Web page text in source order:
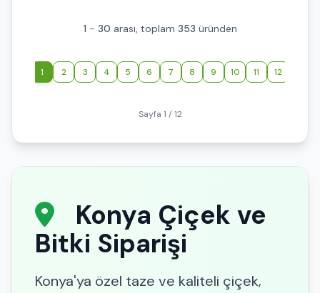
1 - 30 arası, toplam 353 üründen
1 2 3 4 5 6 7 8 9 10 11 12
Sayfa 1 / 12
Konya Çiçek ve
Bitki Siparişi
Konya'ya özel taze ve kaliteli çiçek,